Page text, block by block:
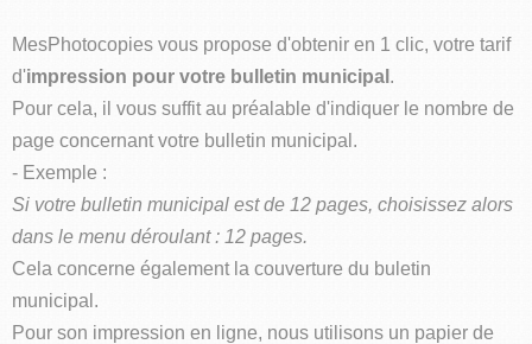
MesPhotocopies vous propose d'obtenir en 1 clic, votre tarif
d'impression pour votre bulletin municipal.
Pour cela, il vous suffit au préalable d'indiquer le nombre de
page concernant votre bulletin municipal.
- Exemple :
Si votre bulletin municipal est de 12 pages, choisissez alors
dans le menu déroulant : 12 pages.
Cela concerne également la couverture du buletin
municipal.
Pour son impression en ligne, nous utilisons un papier de